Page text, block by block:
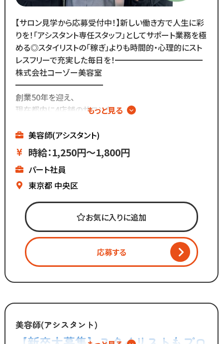
【サロン見学から応募受付中！】新しい働き方で人生に彩
りを！「アシスタント専任スタッフ」としてサポート業務を極
める◎スタイリストの「稼ぎ」よりも時間的・心理的にスト
レスフリーで充実した毎日を！━━━━━━━━━━━
株式会社コーゾー美容室
━━━━━━━━━━━
創業50年を迎え、
現在都内に4店舗のサロンを
マーケティング会社出身の
2代目社長により
新しい集客方法や
時代に合わせた働き方へ
「いいものは残し、
時代に合わないものは変えていく」
スタッフが長く勤められることを
今後もより働きやすい環境へ
◆グループの実績◆
￣￣￣￣￣￣￣￣￣￣￣￣￣
もっと見る
美容師(アシスタント)
時給：1,250円～1,800円
パート社員
東京都 中央区
お気に入りに追加
応募する
美容師(アシスタント)